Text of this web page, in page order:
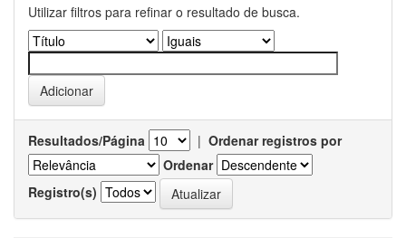
Utilizar filtros para refinar o resultado de busca.
Resultados/Página | Ordenar registros por
Ordenar
Registro(s)